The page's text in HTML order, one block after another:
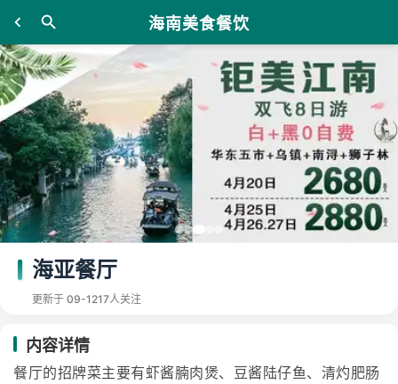
海南美食餐饮
海亚餐厅
更新于 09-1217人关注
内容详情
餐厅的招牌菜主要有虾酱腩肉煲、豆酱陆仔鱼、清灼肥肠